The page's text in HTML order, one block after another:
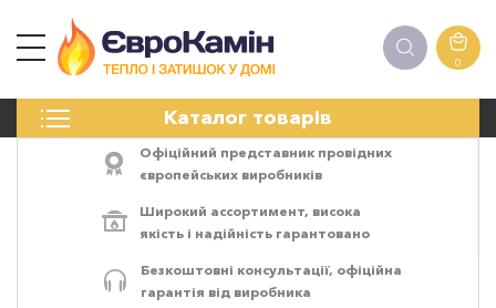
0
Каталог товарів
ПЕЧІ
ЕЛЕКТРОКАМІНИ
АКСЕСУАРИ
Офіційний представник провідних
європейських виробників
Широкий ассортимент, висока
якість і надійність гарантовано
Безкоштовні консультації, офіційна
гарантія від виробника